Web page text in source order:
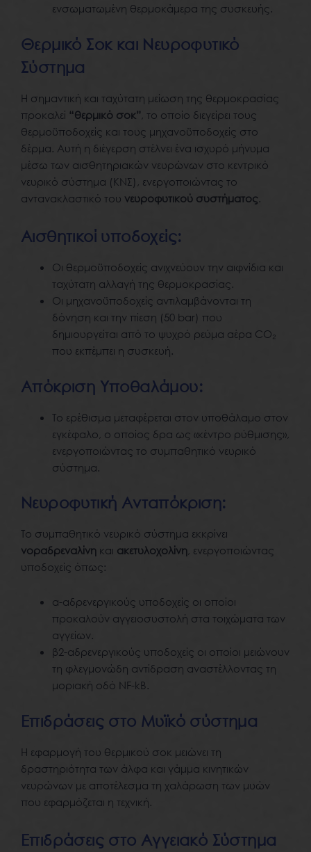
ενσωματωμένη θερμοκάμερα της συσκευής.
Θερμικό Σοκ και Νευροφυτικό
Σύστημα
Η σημαντική και ταχύτατη μείωση της θερμοκρασίας
προκαλεί “θερμικό σοκ”, το οποίο διεγείρει τους
θερμοϋποδοχείς και τους μηχανοϋποδοχείς στο
δέρμα. Αυτή η διέγερση στέλνει ένα ισχυρό μήνυμα
μέσω των αισθητηριακών νευρώνων στο κεντρικό
νευρικό σύστημα (ΚΝΣ), ενεργοποιώντας το
αντανακλαστικό του νευροφυτικού συστήματος.
Αισθητικοί υποδοχείς:
Οι θερμοϋποδοχείς ανιχνεύουν την αιφνίδια και
ταχύτατη αλλαγή της θερμοκρασίας.
Οι μηχανοϋποδοχείς αντιλαμβάνονται τη
δόνηση και την πίεση (50 bar) που
δημιουργείται από το ψυχρό ρεύμα αέρα CO₂
που εκπέμπει η συσκευή.
Απόκριση Υποθαλάμου:
Το ερέθισμα μεταφέρεται στον υποθάλαμο στον
εγκέφαλο, ο οποίος δρα ως «κέντρο ρύθμισης»,
ενεργοποιώντας το συμπαθητικό νευρικό
σύστημα.
Νευροφυτική Ανταπόκριση:
Το συμπαθητικό νευρικό σύστημα εκκρίνει
νοραδρεναλίνη και ακετυλοχολίνη, ενεργοποιώντας
υποδοχείς όπως:
α-αδρενεργικούς υποδοχείς οι οποίοι
προκαλούν αγγειοσυστολή στα τοιχώματα των
αγγείων.
β2-αδρενεργικούς υποδοχείς οι οποίοι μειώνουν
τη φλεγμονώδη αντίδραση αναστέλλοντας τη
μοριακή οδό NF-kB.
Επιδράσεις στο Μυϊκό σύστημα
Η εφαρμογή του θερμικού σοκ μειώνει τη
δραστηριότητα των άλφα και γάμμα κινητικών
νευρώνων με αποτέλεσμα τη χαλάρωση των μυών
που εφαρμόζεται η τεχνική.
Επιδράσεις στο Αγγειακό Σύστημα